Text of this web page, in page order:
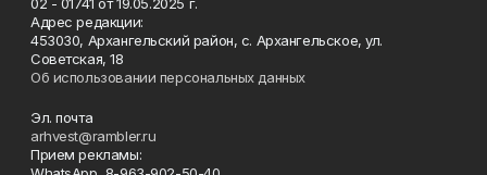
Адрес редакции:
453030, Архангельский район, с. Архангельское, ул.
Советская, 18
Об использовании персональных данных
Эл. почта
arhvest@rambler.ru
Прием рекламы: